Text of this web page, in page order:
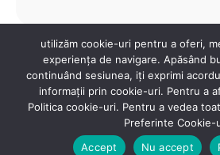
utilizăm cookie-uri pentru a oferi,
experiența de navigare. Apăsând
continuând sesiunea, iți exprimi
informații prin cookie-uri. Pentru a
Politica cookie-uri. Pentru a vedea
Preferinte Cookie-
Accept
Nu accept